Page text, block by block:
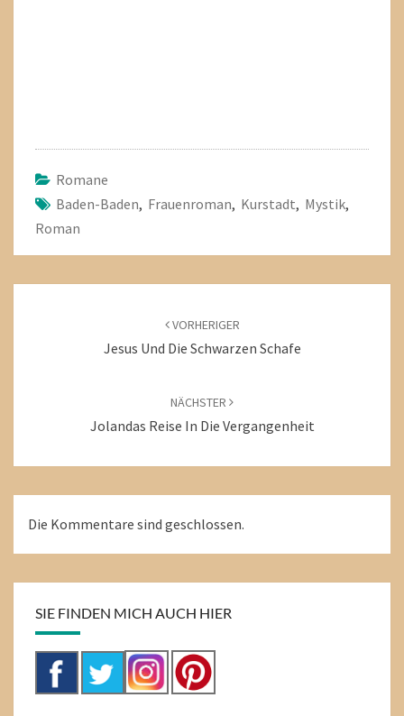
Romane
Baden-Baden, Frauenroman, Kurstadt, Mystik,
Roman
VORHERIGER
Jesus Und Die Schwarzen Schafe
NÄCHSTER
Jolandas Reise In Die Vergangenheit
Die Kommentare sind geschlossen.
SIE FINDEN MICH AUCH HIER